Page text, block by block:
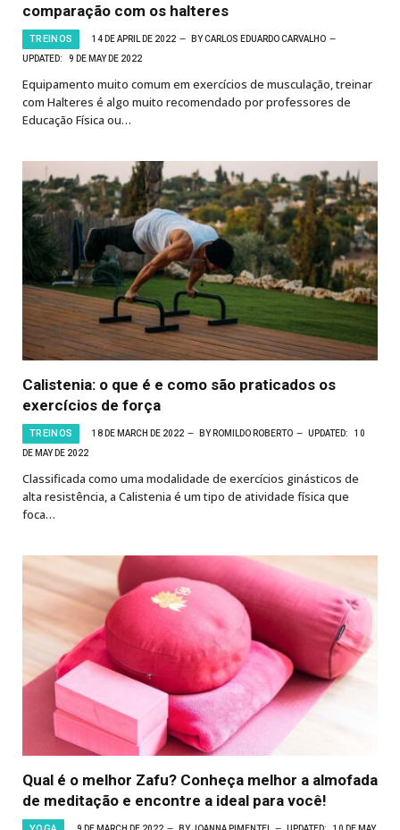
comparação com os halteres
TREINOS 14 DE APRIL DE 2022 BYCARLOS EDUARDO CARVALHO
UPDATED:
9 DE MAY DE 2022
Equipamento muito comum em exercícios de musculação, treinar
com Halteres é algo muito recomendado por professores de
Educação Física ou…
Calistenia: o que é e como são praticados os
exercícios de força
TREINOS 18 DE MARCH DE 2022 BY ROMILDO ROBERTO UPDATED:
10
DE MAY DE 2022
Classificada como uma modalidade de exercícios ginásticos de
alta resistência, a Calistenia é um tipo de atividade física que
foca…
Qual é o melhor Zafu? Conheça melhor a almofada
de meditação e encontre a ideal para você!